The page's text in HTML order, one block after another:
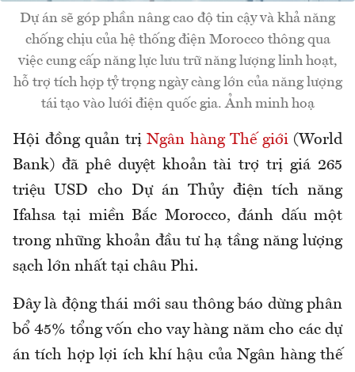
Dự án sẽ góp phần nâng cao độ tin cậy và khả năng
chống chịu của hệ thống điện Morocco thông qua
việc cung cấp năng lực lưu trữ năng lượng linh hoạt,
hỗ trợ tích hợp tỷ trọng ngày càng lớn của năng lượng
tái tạo vào lưới điện quốc gia. Ảnh minh hoạ
Hội đồng quản trị Ngân hàng Thế giới (World
Bank) đã phê duyệt khoản tài trợ trị giá 265
triệu USD cho Dự án Thủy điện tích năng
Ifahsa tại miền Bắc Morocco, đánh dấu một
trong những khoản đầu tư hạ tầng năng lượng
sạch lớn nhất tại châu Phi.
Đây là động thái mới sau thông báo dừng phân
bổ 45% tổng vốn cho vay hàng năm cho các dự
án tích hợp lợi ích khí hậu của Ngân hàng thế